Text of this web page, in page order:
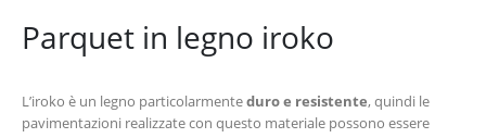
Parquet in legno iroko
L’iroko è un legno particolarmenteduro e resistente, quindi le
pavimentazioni realizzate con questo materiale possono essere